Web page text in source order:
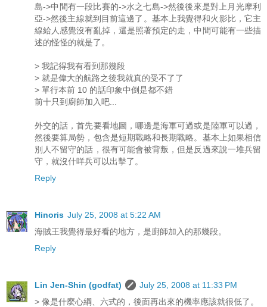
島->中間有一段比賽的->水之七島->然後後來是對上月光摩利
亞->然後主線就到目前這邊了。基本上我覺得和火影比，它主
線給人感覺沒有亂掉，還是照著預定的走，中間可能有一些描
述的怪怪的就是了。
> 我記得我有看到那幾段
> 就是偉大的航路之後我就真的受不了了
> 單行本前 10 的話印象中倒是都不錯
前十只到廚師加入吧...
外交的話，首先要看地圖，哪邊是海軍可過或是陸軍可以過，
然後要算局勢，包含是短期戰略和長期戰略。基本上如果相信
別人不留守的話，很有可能會被背叛，但是反過來說一堆兵留
守，就沒什咩兵可以出擊了。
Reply
Hinoris July 25, 2008 at 5:22 AM
海賊王我覺得最好看的地方，是廚師加入的那幾段。
Reply
Lin Jen-Shin (godfat)
July 25, 2008 at 11:33 PM
> 像是什麼心綱、六式的，後面再出來的機率應該就很低了。